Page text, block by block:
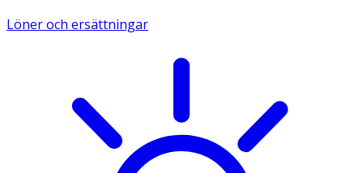
Löner och ersättningar